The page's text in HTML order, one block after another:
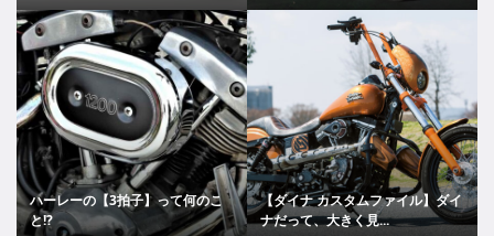
ハーレーの【3拍子】って何のこ
と!?
【ダイナ カスタムファイル】ダイ
ナだって、大きく見...